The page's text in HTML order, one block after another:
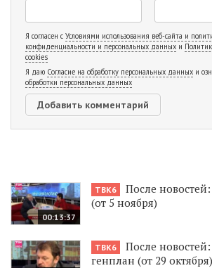
Я согласен с Условиями использования веб-сайта и
конфиденциальности и персональных данных и
cookies
Я даю Согласие на обработку персональных данных и
обработки персональных данных
00:13:37
ТВК6
После
(от 5 ноября)
ТВК6
После
генплан (от 29 октября)